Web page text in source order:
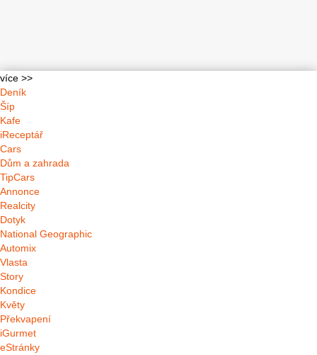
více >>
Deník
Šíp
Kafe
iReceptář
Cars
Dům a zahrada
TipCars
Annonce
Realcity
Dotyk
National Geographic
Automix
Vlasta
Story
Kondice
Květy
Překvapení
iGurmet
eStránky